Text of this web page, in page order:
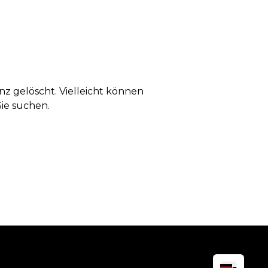
gelöscht. Vielleicht können
suchen.